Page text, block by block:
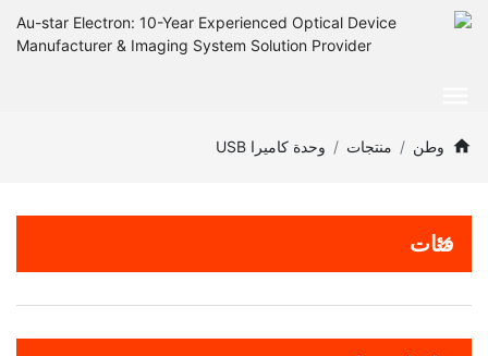
وطن منتجات وحدة كاميرا USB
فئات